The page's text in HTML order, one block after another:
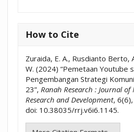
How to Cite
Zuraida, E. A., Rusdianto Berto,
W. (2024) “Pemetaan Youtube
Pengembangan Strategi
23”, Ranah Research : Journal
Research and Development,
doi: 10.38035/rrj.v6i6.1145.